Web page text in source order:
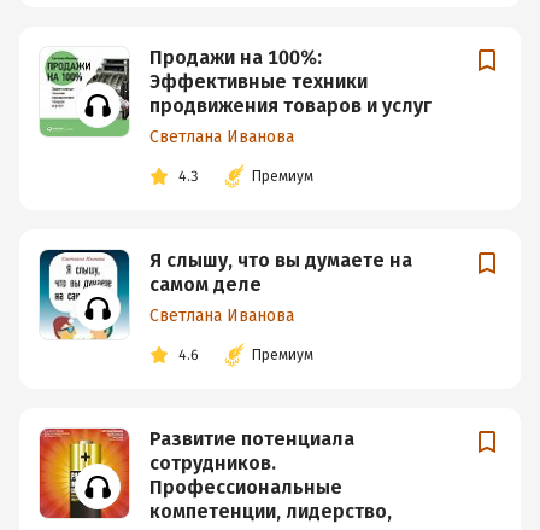
Продажи на 100%:
Эффективные техники
продвижения товаров и услуг
Светлана Иванова
4.3 Премиум
Я слышу, что вы думаете на
самом деле
Светлана Иванова
4.6 Премиум
Развитие потенциала
сотрудников.
Профессиональные
компетенции, лидерство,